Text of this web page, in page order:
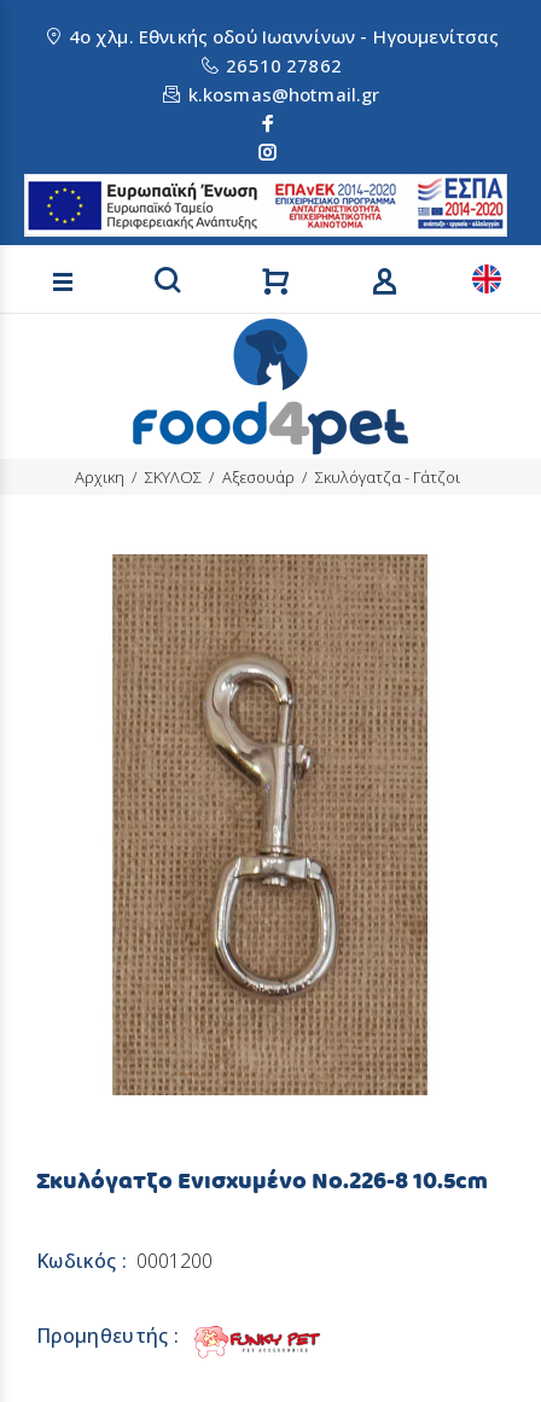
4ο χλμ. Εθνικής οδού Ιωαννίνων - Ηγουμενίτσας
26510 27862
k.kosmas@hotmail.gr
Αναζήτηση προϊόντων
Αρχικη ΣΚΥΛΟΣ Αξεσουάρ Σκυλόγατζα - Γάτζοι
Σκυλόγατζο Ενισχυμένο Νο.226-8 10.5cm
Κωδικός : 0001200
Προμηθευτής :